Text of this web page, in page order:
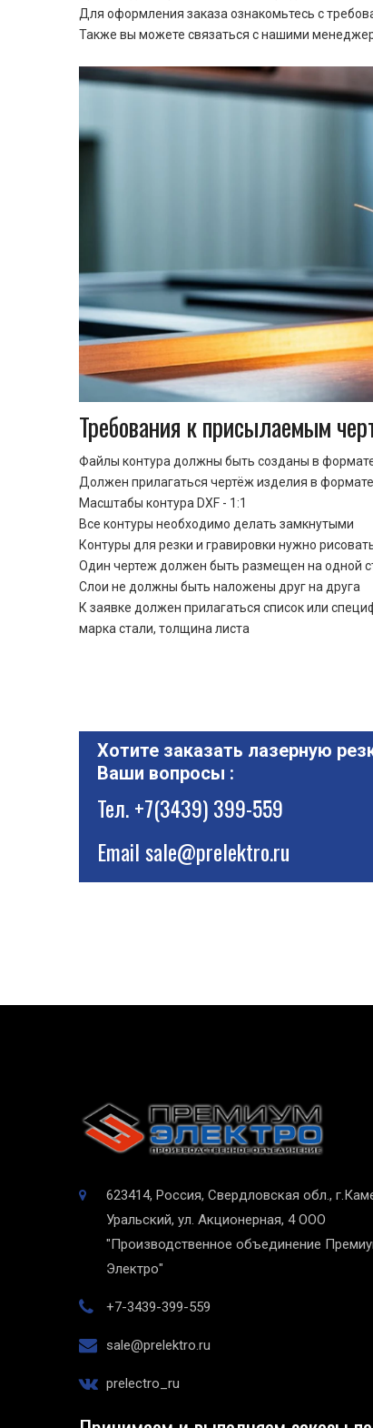
Для оформления заказа ознакомьтесь с
Также вы можете связаться с нашими
Требования к присылаемым
Файлы контура должны быть созданы в
Должен прилагаться чертёж изделия в формате
Масштабы контура DXF - 1:1
Все контуры необходимо делать замкнутыми
Контуры для резки и гравировки нужно
Один чертеж должен быть размещен на одной
Cлои не должны быть наложены друг на друга
К заявке должен прилагаться список или
марка стали, толщина листа
Хотите заказать лазерную
Ваши вопросы :
Тел.+7(3439) 399-559
Emailsale@prelektro.ru
623414, Россия, Свердловская обл.,
Уральский, ул. Акционерная, 4 ООО
"Производственное объединение
Электро"
+7-3439-399-559
sale@prelektro.ru
prelectro_ru